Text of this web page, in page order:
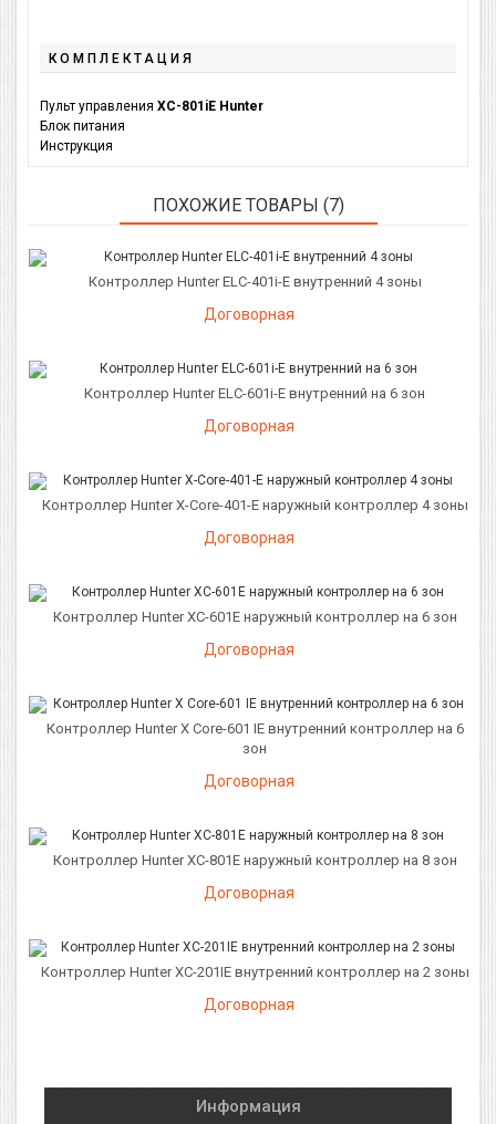
КОМПЛЕКТАЦИЯ
Пульт управления XC-801iE Hunter
Блок питания
Инструкция
ПОХОЖИЕ ТОВАРЫ (7)
Контроллер Hunter ELC-401i-E внутренний 4 зоны
Договорная
Контроллер Hunter ELC-601i-E внутренний на 6 зон
Договорная
Контроллер Hunter X-Core-401-E наружный контроллер 4 зоны
Договорная
Контроллер Hunter XC-601E наружный контроллер на 6 зон
Договорная
Контроллер Hunter X Core-601 IE внутренний контроллер на 6
зон
Договорная
Контроллер Hunter XC-801E наружный контроллер на 8 зон
Договорная
Контроллер Hunter XC-201IE внутренний контроллер на 2 зоны
Договорная
Информация